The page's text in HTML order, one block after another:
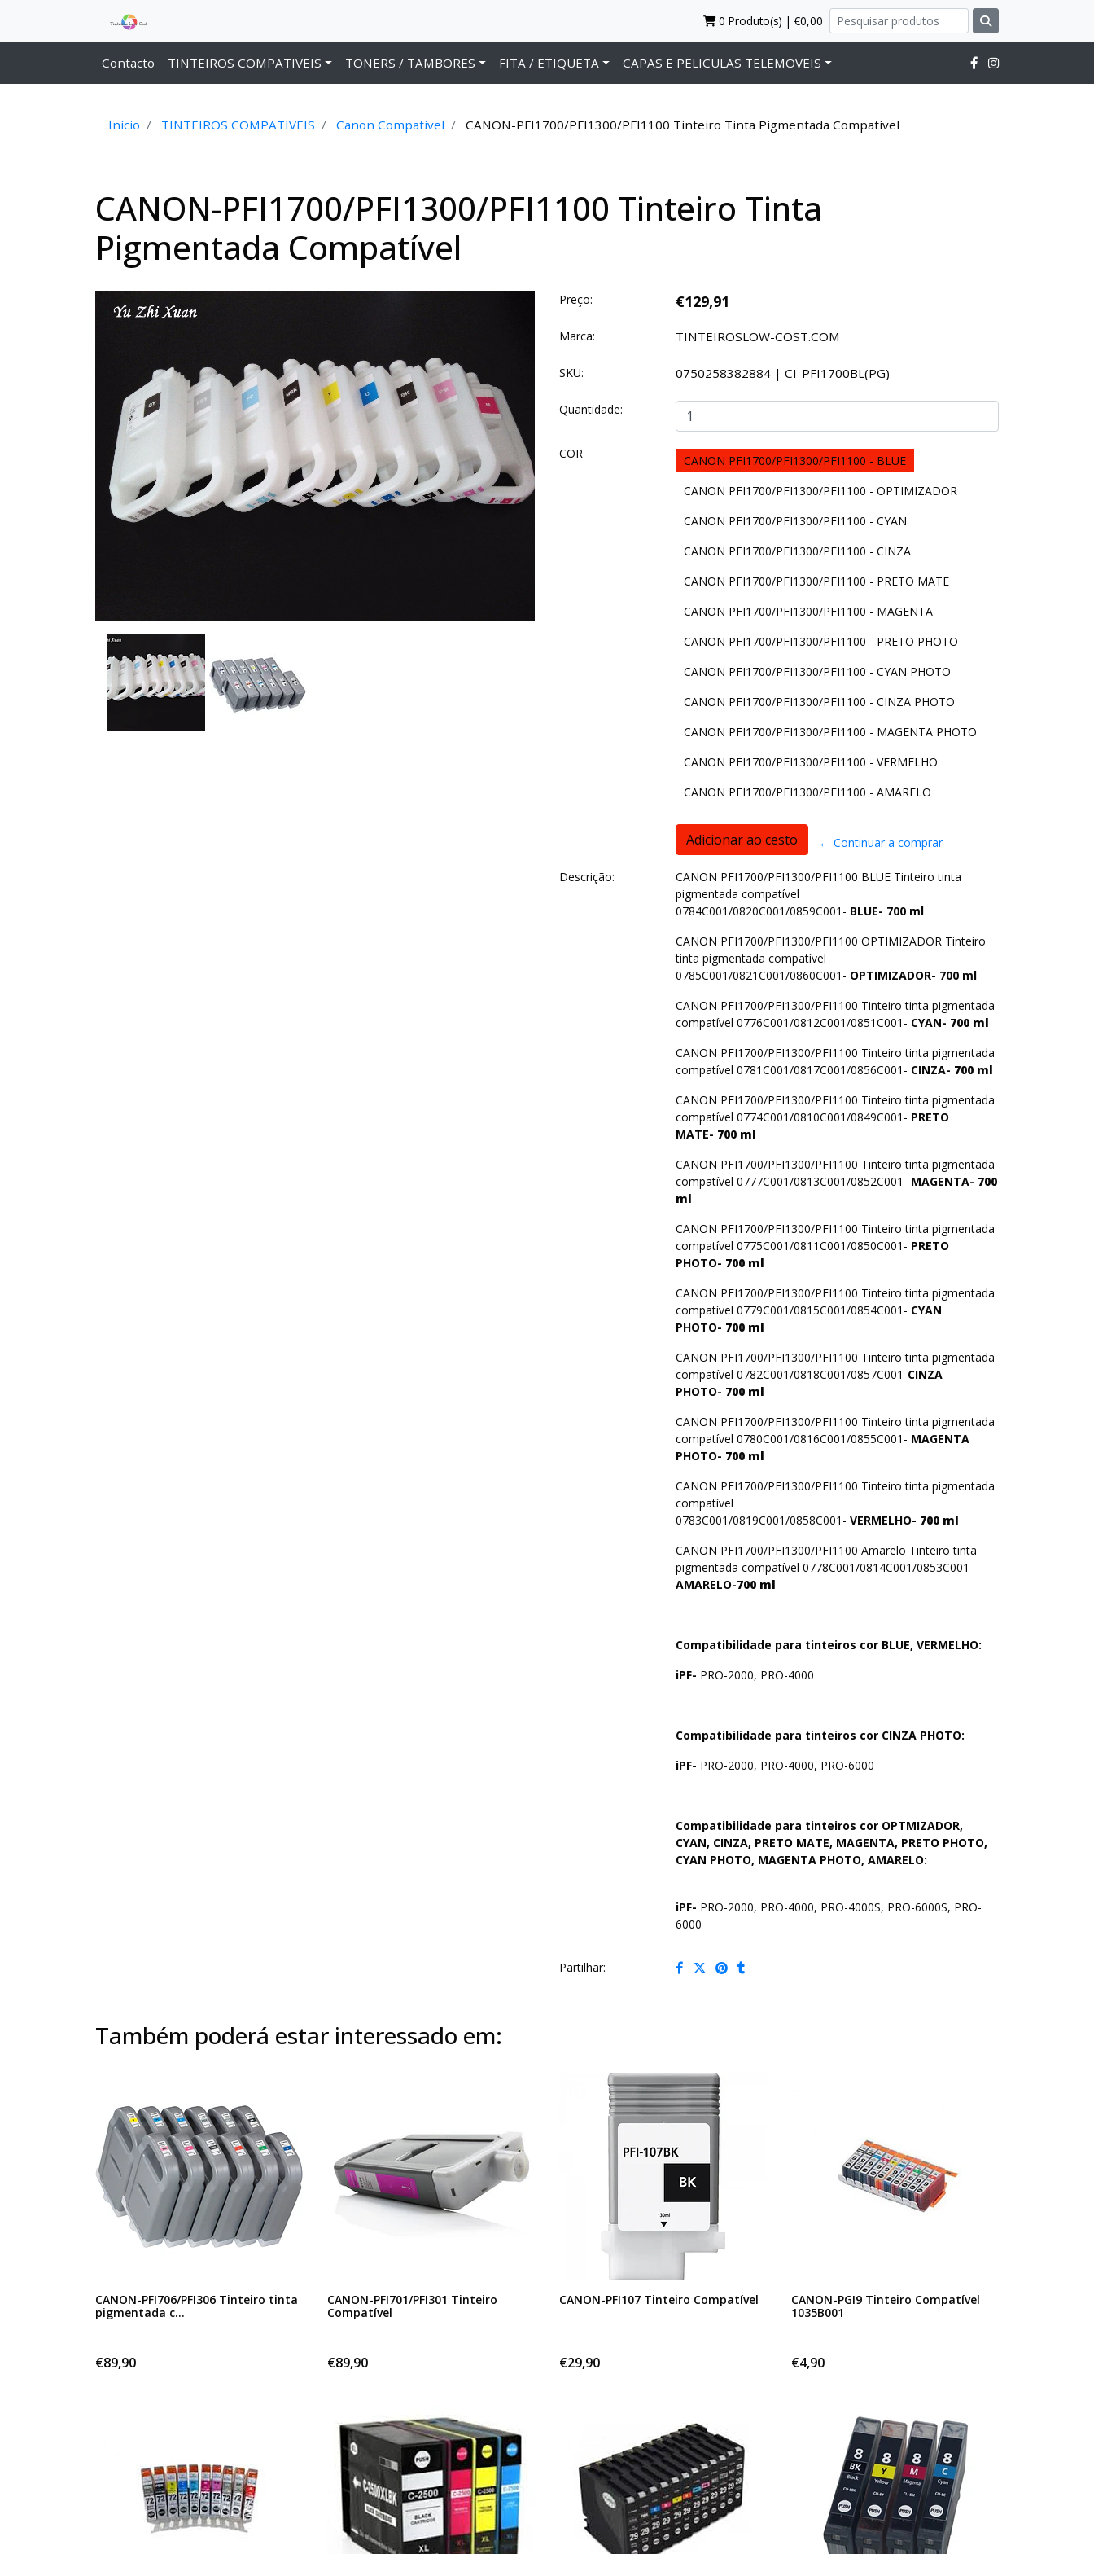
0 Produto(s) | €0,00
Contacto TINTEIROS COMPATIVEIS TONERS / TAMBORES FITA / ETIQUETA CAPAS E PELICULAS TELEMOVEIS
Início TINTEIROS COMPATIVEIS Canon Compativel CANON-PFI1700/PFI1300/PFI1100 Tinteiro Tinta Pigmentada Compatível
CANON-PFI1700/PFI1300/PFI1100 Tinteiro Tinta
Pigmentada Compatível
Preço: €129,91
Marca: TINTEIROSLOW-COST.COM
SKU: 0750258382884 | CI-PFI1700BL(PG)
Quantidade:
COR
CANON PFI1700/PFI1300/PFI1100 - BLUE
CANON PFI1700/PFI1300/PFI1100 - OPTIMIZADOR
CANON PFI1700/PFI1300/PFI1100 - CYAN
CANON PFI1700/PFI1300/PFI1100 - CINZA
CANON PFI1700/PFI1300/PFI1100 - PRETO MATE
CANON PFI1700/PFI1300/PFI1100 - MAGENTA
CANON PFI1700/PFI1300/PFI1100 - PRETO PHOTO
CANON PFI1700/PFI1300/PFI1100 - CYAN PHOTO
CANON PFI1700/PFI1300/PFI1100 - CINZA PHOTO
CANON PFI1700/PFI1300/PFI1100 - MAGENTA PHOTO
CANON PFI1700/PFI1300/PFI1100 - VERMELHO
CANON PFI1700/PFI1300/PFI1100 - AMARELO
← Continuar a comprar
Descrição:
CANON PFI1700/PFI1300/PFI1100 BLUE Tinteiro tinta
pigmentada compatível
0784C001/0820C001/0859C001- BLUE- 700 ml
CANON PFI1700/PFI1300/PFI1100 OPTIMIZADOR Tinteiro
tinta pigmentada compatível
0785C001/0821C001/0860C001- OPTIMIZADOR- 700 ml
CANON PFI1700/PFI1300/PFI1100 Tinteiro tinta pigmentada
compatível 0776C001/0812C001/0851C001- CYAN- 700 ml
CANON PFI1700/PFI1300/PFI1100 Tinteiro tinta pigmentada
compatível 0781C001/0817C001/0856C001- CINZA- 700 ml
CANON PFI1700/PFI1300/PFI1100 Tinteiro tinta pigmentada
compatível 0774C001/0810C001/0849C001- PRETO
MATE- 700 ml
CANON PFI1700/PFI1300/PFI1100 Tinteiro tinta pigmentada
compatível 0777C001/0813C001/0852C001- MAGENTA- 700
ml
CANON PFI1700/PFI1300/PFI1100 Tinteiro tinta pigmentada
compatível 0775C001/0811C001/0850C001- PRETO
PHOTO- 700 ml
CANON PFI1700/PFI1300/PFI1100 Tinteiro tinta pigmentada
compatível 0779C001/0815C001/0854C001- CYAN
PHOTO- 700 ml
CANON PFI1700/PFI1300/PFI1100 Tinteiro tinta pigmentada
compatível 0782C001/0818C001/0857C001-CINZA
PHOTO- 700 ml
CANON PFI1700/PFI1300/PFI1100 Tinteiro tinta pigmentada
compatível 0780C001/0816C001/0855C001- MAGENTA
PHOTO- 700 ml
CANON PFI1700/PFI1300/PFI1100 Tinteiro tinta pigmentada
compatível
0783C001/0819C001/0858C001- VERMELHO- 700 ml
CANON PFI1700/PFI1300/PFI1100 Amarelo Tinteiro tinta
pigmentada compatível 0778C001/0814C001/0853C001-
AMARELO-700 ml
Compatibilidade para tinteiros cor BLUE, VERMELHO:
iPF- PRO-2000, PRO-4000
Compatibilidade para tinteiros cor CINZA PHOTO:
iPF- PRO-2000, PRO-4000, PRO-6000
Compatibilidade para tinteiros cor OPTMIZADOR,
CYAN, CINZA, PRETO MATE, MAGENTA, PRETO PHOTO,
CYAN PHOTO, MAGENTA PHOTO, AMARELO:
iPF- PRO-2000, PRO-4000, PRO-4000S, PRO-6000S, PRO-
6000
Partilhar:
Também poderá estar interessado em:
CANON-PFI706/PFI306 Tinteiro tinta
pigmentada c...
€89,90
CANON-PFI701/PFI301 Tinteiro
Compatível
€89,90
CANON-PFI107 Tinteiro Compatível
€29,90
CANON-PGI9 Tinteiro Compatível
1035B001
€4,90